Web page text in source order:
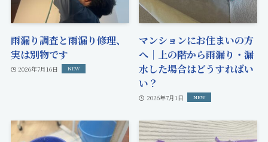
雨漏り調査と雨漏り修理、
実は別物です
2026年7月16日
マンションにお住まいの方
へ｜上の階から雨漏り・漏
水した場合はどうすればい
い？
2026年7月1日